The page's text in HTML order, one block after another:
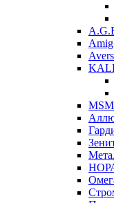
Amig
Avers
MSM